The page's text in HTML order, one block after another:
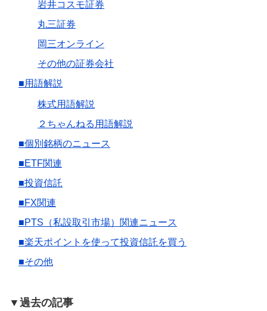
岩井コスモ証券
丸三証券
岡三オンライン
その他の証券会社
■用語解説
株式用語解説
２ちゃんねる用語解説
■個別銘柄のニュース
■ETF関連
■投資信託
■FX関連
■PTS（私設取引市場）関連ニュース
■楽天ポイントを使って投資信託を買う
■その他
▼過去の記事